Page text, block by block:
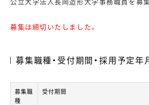
募集は締切いたしました。
募集職種・受付期間・採用予定年
募集職
種
受付期間